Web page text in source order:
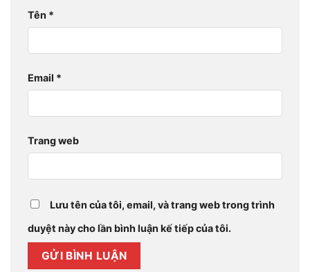
Tên *
Email *
Trang web
Lưu tên của tôi, email, và trang web trong trình
duyệt này cho lần bình luận kế tiếp của tôi.